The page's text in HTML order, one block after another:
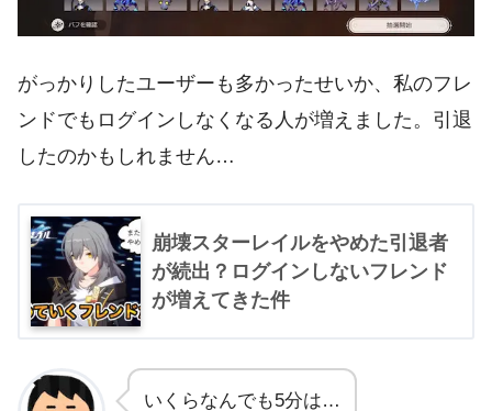
がっかりしたユーザーも多かったせいか、私のフレ
ンドでもログインしなくなる人が増えました。引退
したのかもしれません…
崩壊スターレイルをやめた引退者
が続出？ログインしないフレンド
が増えてきた件
いくらなんでも5分は…